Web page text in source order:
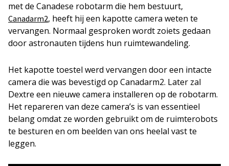
met de Canadese robotarm die hem bestuurt,
Canadarm2, heeft hij een kapotte camera weten te
vervangen. Normaal gesproken wordt zoiets gedaan
door astronauten tijdens hun ruimtewandeling.
Het kapotte toestel werd vervangen door een intacte
camera die was bevestigd op Canadarm2. Later zal
Dextre een nieuwe camera installeren op de robotarm.
Het repareren van deze camera’s is van essentieel
belang omdat ze worden gebruikt om de ruimterobots
te besturen en om beelden van ons heelal vast te
leggen.